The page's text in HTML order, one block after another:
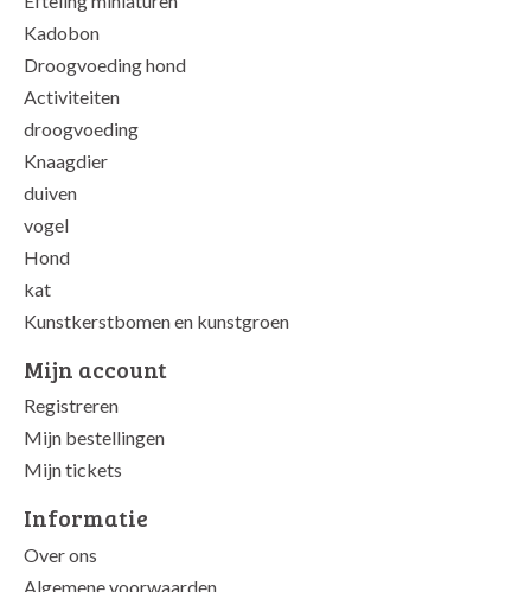
Kadobon
Droogvoeding hond
Activiteiten
droogvoeding
Knaagdier
duiven
vogel
Hond
kat
Kunstkerstbomen en kunstgroen
Mijn account
Registreren
Mijn bestellingen
Mijn tickets
Informatie
Over ons
Algemene voorwaarden